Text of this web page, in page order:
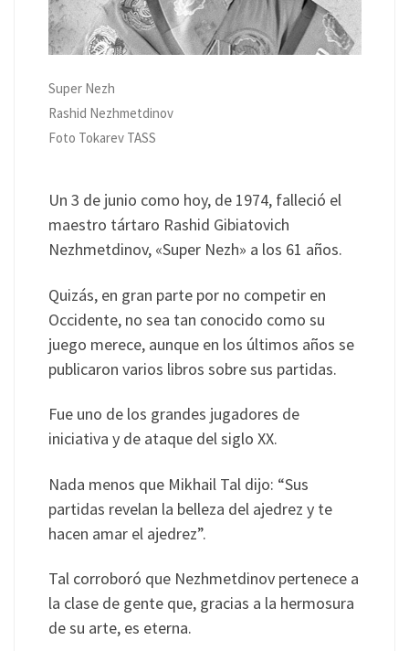
Super Nezh
Rashid Nezhmetdinov
Foto Tokarev TASS
Un 3 de junio como hoy, de 1974, falleció el
maestro tártaro Rashid Gibiatovich
Nezhmetdinov, «Super Nezh» a los 61 años.
Quizás, en gran parte por no competir en
Occidente, no sea tan conocido como su
juego merece, aunque en los últimos años se
publicaron varios libros sobre sus partidas.
Fue uno de los grandes jugadores de
iniciativa y de ataque del siglo XX.
Nada menos que Mikhail Tal dijo: “Sus
partidas revelan la belleza del ajedrez y te
hacen amar el ajedrez”.
Tal corroboró que Nezhmetdinov pertenece a
la clase de gente que, gracias a la hermosura
de su arte, es eterna.